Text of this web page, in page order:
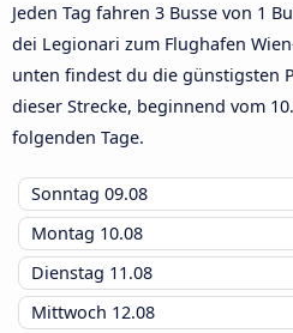
Jeden Tag fahren 3 Busse von 1
dei Legionari zum Flughafen
unten findest du die günstigsten
dieser Strecke, beginnend vom
folgenden Tage.
Sonntag 09.08
Montag 10.08
Dienstag 11.08
Mittwoch 12.08